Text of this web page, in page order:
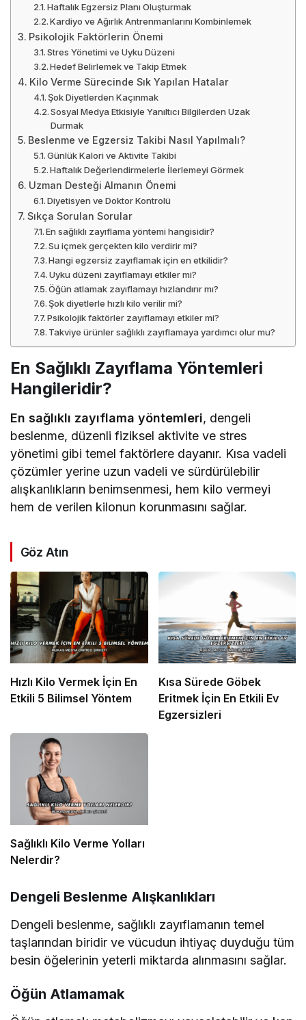
Haftalık Egzersiz Planı Oluşturmak
Kardiyo ve Ağırlık Antrenmanlarını Kombinlemek
Psikolojik Faktörlerin Önemi
Stres Yönetimi ve Uyku Düzeni
Hedef Belirlemek ve Takip Etmek
Kilo Verme Sürecinde Sık Yapılan Hatalar
Şok Diyetlerden Kaçınmak
Sosyal Medya Etkisiyle Yanıltıcı Bilgilerden Uzak
Durmak
Beslenme ve Egzersiz Takibi Nasıl Yapılmalı?
Günlük Kalori ve Aktivite Takibi
Haftalık Değerlendirmelerle İlerlemeyi Görmek
Uzman Desteği Almanın Önemi
Diyetisyen ve Doktor Kontrolü
Sıkça Sorulan Sorular
En sağlıklı zayıflama yöntemi hangisidir?
Su içmek gerçekten kilo verdirir mi?
Hangi egzersiz zayıflamak için en etkilidir?
Uyku düzeni zayıflamayı etkiler mi?
Öğün atlamak zayıflamayı hızlandırır mı?
Şok diyetlerle hızlı kilo verilir mi?
Psikolojik faktörler zayıflamayı etkiler mi?
Takviye ürünler sağlıklı zayıflamaya yardımcı olur mu?
En Sağlıklı Zayıflama Yöntemleri
Hangileridir?
En sağlıklı zayıflama yöntemleri, dengeli
beslenme, düzenli fiziksel aktivite ve stres
yönetimi gibi temel faktörlere dayanır. Kısa vadeli
çözümler yerine uzun vadeli ve sürdürülebilir
alışkanlıkların benimsenmesi, hem kilo vermeyi
hem de verilen kilonun korunmasını sağlar.
Göz Atın
Hızlı Kilo Vermek İçin En
Etkili 5 Bilimsel Yöntem
Kısa Sürede Göbek
Eritmek İçin En Etkili Ev
Egzersizleri
Sağlıklı Kilo Verme Yolları
Nelerdir?
Dengeli Beslenme Alışkanlıkları
Dengeli beslenme, sağlıklı zayıflamanın temel
taşlarından biridir ve vücudun ihtiyaç duyduğu tüm
besin öğelerinin yeterli miktarda alınmasını sağlar.
Öğün Atlamamak